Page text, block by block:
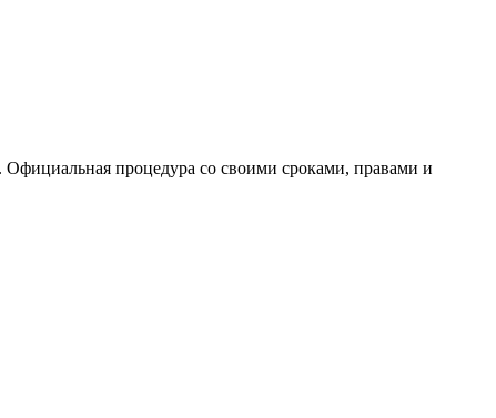
процедура со своими сроками, правами и